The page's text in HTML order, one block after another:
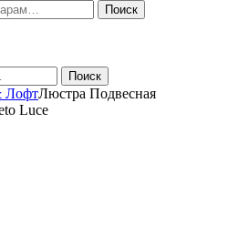
Поиск
Поиск
ЛофтЛюстра Подвесная
Luce